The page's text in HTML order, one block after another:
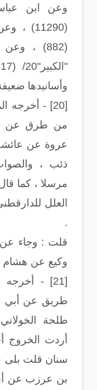
وعن ابن
(882) ،
وأسانيدها
[20] - أخرجه
من طرق عن
عروة عن
ذئب ،
مرسلا ، كما
.
قلت : وجاء عن
وكيع عن هشام
[21] -
طريق عن أبي
طلحة
أردت الخروج
سنان قلت بلى
بن عرزب عن